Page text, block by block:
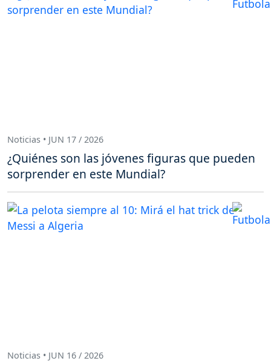
Noticias • JUN 17 / 2026
¿Quiénes son las jóvenes figuras que pueden
sorprender en este Mundial?
Noticias • JUN 16 / 2026